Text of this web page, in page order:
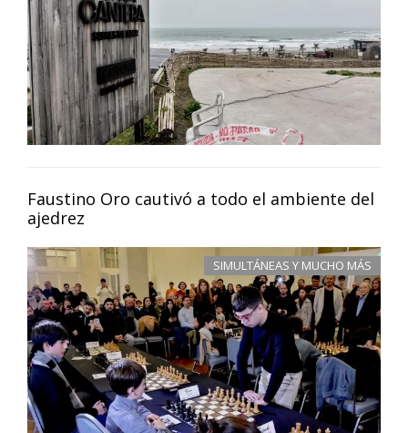
Faustino Oro cautivó a todo el ambiente del
ajedrez
SIMULTÁNEAS Y MUCHO MÁS